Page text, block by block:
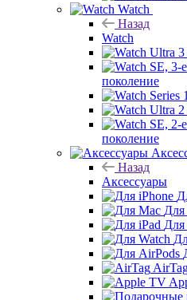
Watch
Назад
Watch
поколение
поколение
Назад
Аксессуары
Для
Для